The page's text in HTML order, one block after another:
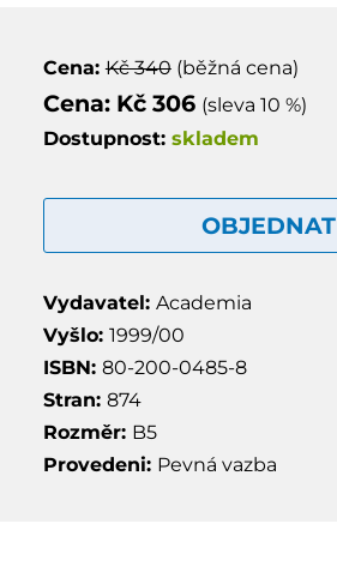
Cena:Kč 340(běžná cena)
Cena: Kč 306 (sleva 10 %)
Dostupnost: skladem
OBJEDNAT
Vydavatel: Academia
Vyšlo: 1999/00
ISBN: 80-200-0485-8
Stran: 874
Rozměr: B5
Provedeni: Pevná vazba